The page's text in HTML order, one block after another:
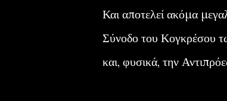
Και αποτελεί ακόμα
Σύνοδο του Κογκρέσου
και, φυσικά, την